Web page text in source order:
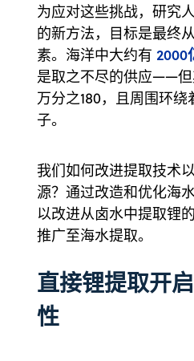
为应对这些挑战，研究
的新方法，目标是最终
素。海洋中大约有 2000
是取之不尽的供应——
万分之180，且周围环
子。
我们如何改进提取技术
源？通过改造和优化海
以改进从卤水中提取锂
推广至海水提取。
直接锂提取开
性